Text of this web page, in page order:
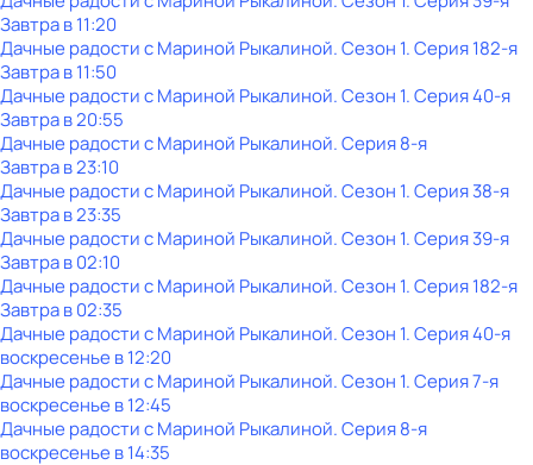
Завтра в 11:20
Дачные радости с Мариной Рыкалиной. Сезон 1. Серия 182-я
Завтра в 11:50
Дачные радости с Мариной Рыкалиной. Сезон 1. Серия 40-я
Завтра в 20:55
Дачные радости с Мариной Рыкалиной. Серия 8-я
Завтра в 23:10
Дачные радости с Мариной Рыкалиной. Сезон 1. Серия 38-я
Завтра в 23:35
Дачные радости с Мариной Рыкалиной. Сезон 1. Серия 39-я
Завтра в 02:10
Дачные радости с Мариной Рыкалиной. Сезон 1. Серия 182-я
Завтра в 02:35
Дачные радости с Мариной Рыкалиной. Сезон 1. Серия 40-я
воскресенье в12:20
Дачные радости с Мариной Рыкалиной. Сезон 1. Серия 7-я
воскресенье в12:45
Дачные радости с Мариной Рыкалиной. Серия 8-я
воскресенье в14:35